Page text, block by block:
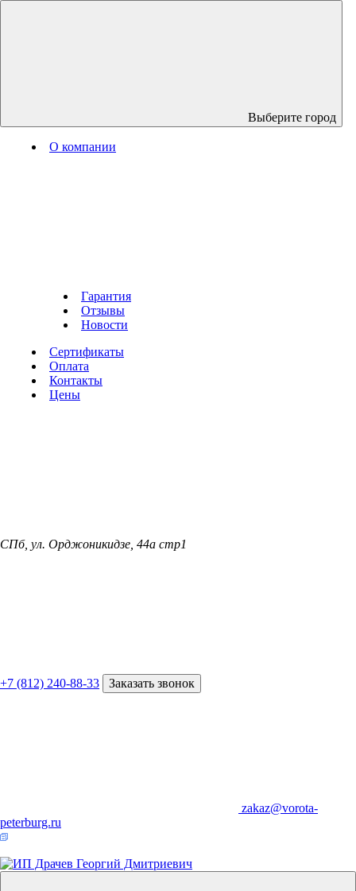
Выберите город
О компании
Гарантия
Отзывы
Новости
Сертификаты
Оплата
Контакты
Цены
СПб, ул. Орджоникидзе, 44а стр1
+7 (812) 240-88-33 Заказать звонок
zakaz@vorota-
peterburg.ru